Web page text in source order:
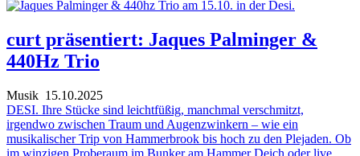
curt präsentiert: Jaques Palminger &
440Hz Trio
Musik 15.10.2025
DESI. Ihre Stücke sind leichtfüßig, manchmal verschmitzt,
irgendwo zwischen Traum und Augenzwinkern – wie ein
musikalischer Trip von Hammerbrook bis hoch zu den Plejaden. Ob
im winzigen Proberaum im Bunker am Hammer Deich oder live